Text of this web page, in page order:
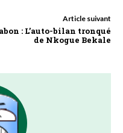
Article suivant
: L’auto-bilan tronqué
de Nkogue Bekale